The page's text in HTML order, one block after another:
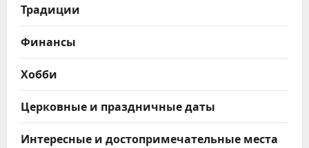
Традиции
Финансы
Хобби
Церковные и праздничные даты
Интересные и достопримечательные места